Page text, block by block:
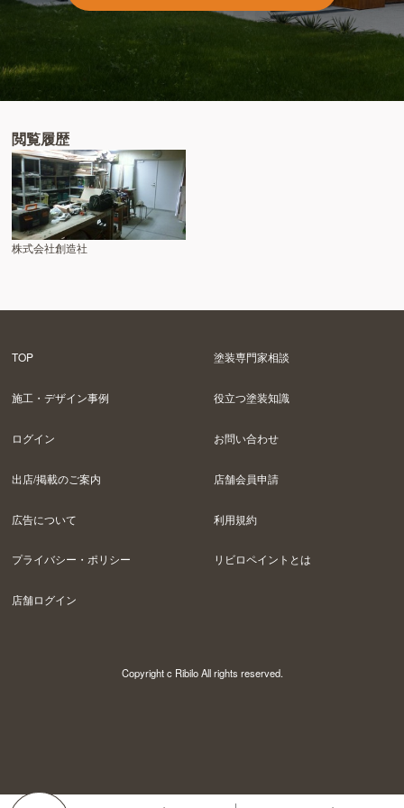
閲覧履歴
株式会社創造社
TOP 塗装専門家相談
施工・デザイン事例 役立つ塗装知識
ログイン お問い合わせ
出店/掲載のご案内 店舗会員申請
広告について 利用規約
プライバシー・ポリシー リビロペイントとは
店舗ログイン
Copyright c Ribilo All rights reserved.